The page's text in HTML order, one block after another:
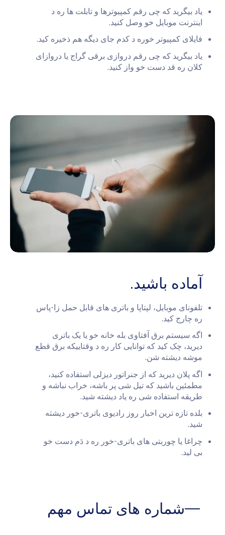
یاد بیگرید که چی رقم کمپیوترها و تابلت ها ره د
اینترنت موبایل خو وصل کنید.
فایلای کمپیوتر خوره د کدم جای دیگه هم ذخیره کید.
یاد بیگرید که چی رقم دروازی برقی گراج یا دروازای
کلان ره قد دست خو واز کنید.
آماده باشید.
تلفونای موبایل، لپتاپا و باتری های قابل حمل زا-پاس
ره چارج کید.
اگه سیستم برق آفتاوی بله خانه خو یا یک باتری
دیرید، چک کید که توانایی کار ره د وقتاییکه برق قطع
موشه دیشته شن.
اگه پلان دیرید که از جنراتور دیزلی استفاده کنید،
مطمئین باشید که تیل شی پر باشه، خراب نباشه و
طریقه استفاده شی ره یاد دیشته شید.
بلده تازه ترین اخبار روز رادیوی باتری-خور دیشته
شید.
چراغا یا چوربتی های باتری-خور ره د دَم دست خو
بی لید.
شماره های تماس مهم